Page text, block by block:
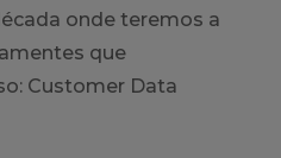
onde teremos a
que
Customer Data